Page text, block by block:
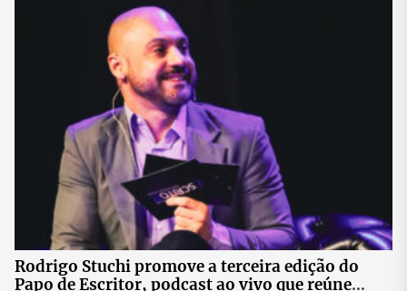
Rodrigo Stuchi promove a terceira edição do
Papo de Escritor, podcast ao vivo que reúne